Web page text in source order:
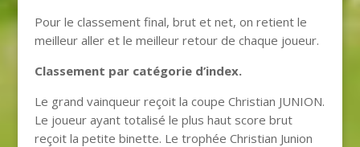
Pour le classement final, brut et net, on retient le
meilleur aller et le meilleur retour de chaque joueur.
Classement par catégorie d’index.
Le grand vainqueur reçoit la coupe Christian JUNION.
Le joueur ayant totalisé le plus haut score brut
reçoit la petite binette. Le trophée Christian Junion